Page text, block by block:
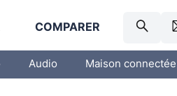
COMPARER
Audio Maison connectée